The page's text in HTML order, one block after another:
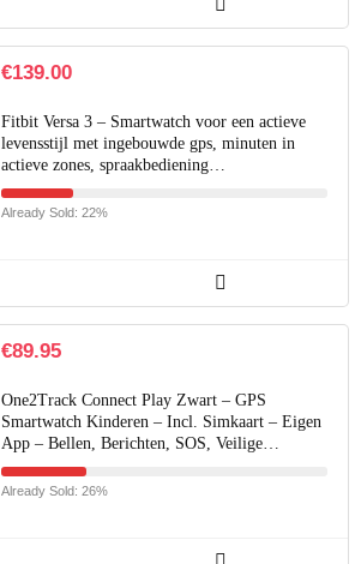
€139.00
Fitbit Versa 3 – Smartwatch voor een actieve
levensstijl met ingebouwde gps, minuten in
actieve zones, spraakbediening…
Already Sold: 22%
€89.95
One2Track Connect Play Zwart – GPS
Smartwatch Kinderen – Incl. Simkaart – Eigen
App – Bellen, Berichten, SOS, Veilige…
Already Sold: 26%